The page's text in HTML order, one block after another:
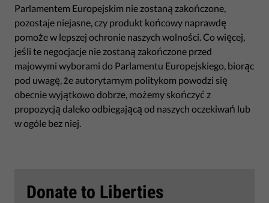
Parlamentem Europejskim nie zostaną zakończone,
pozostaje niejasne, czy produkt końcowy naprawdę
pomoże w lepszej ochronie naszych wolności. Co więcej,
jeśli te negocjacje nie zostaną zakończone przed
majowymi wyborami do Parlamentu Europejskiego, biorąc
pod uwagę, że autorytarnym politykom powodzi się
obecnie wyjątkowo dobrze, możemy skończyć z
propozycją daleko odbiegającą od naszych oczekiwań lub
w ogóle bez niej.
Donate to Liberties